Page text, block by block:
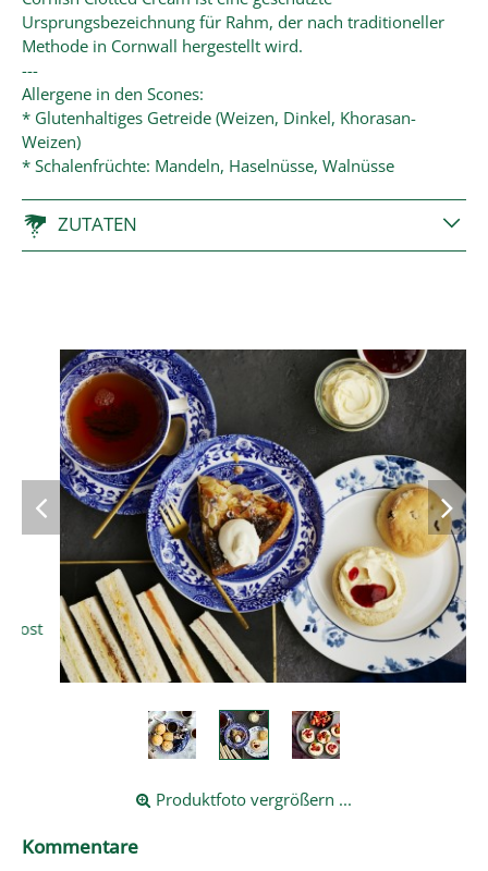
Ursprungsbezeichnung für Rahm, der nach traditioneller
Methode in Cornwall hergestellt wird.
---
Allergene in den Scones:
* Glutenhaltiges Getreide (Weizen, Dinkel, Khorasan-
Weizen)
* Schalenfrüchte: Mandeln, Haselnüsse, Walnüsse
ZUTATEN
Produktfoto vergrößern ...
Kommentare